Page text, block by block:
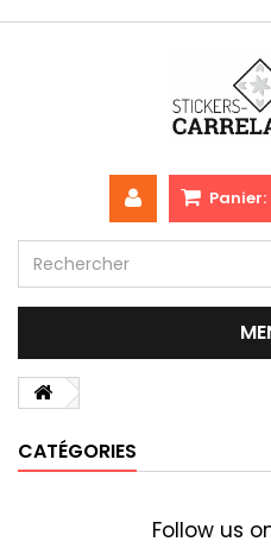
Panier:
CATÉGORIES
Follow us